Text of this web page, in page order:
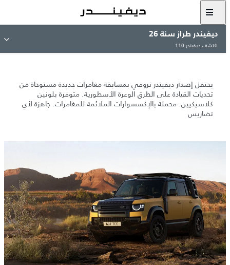
ديفيندر طراز سنة 26
اكتشف ديفيندر 110
ديفيندر تروفي الجديد
منحدرة من تاريخ أصيل.
يحتفل إصدار ديفيندر تروفي بمسابقة مغامرات جديدة مستوحاة من
تحديات القيادة على الطرق الوعرة الأسطورية. متوفرة بلونين
كلاسيكيين. محملة بالإكسسوارات الملائمة للمغامرات. جاهزة لأي
تضاريس